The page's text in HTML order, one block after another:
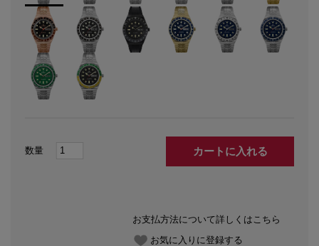
カートに入れる
お支払方法について詳しくはこちら
お気に入りに登録する